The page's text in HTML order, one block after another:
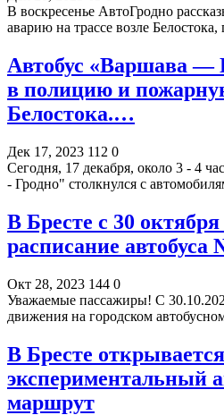
В воскресенье АвтоГродно
аварию на трассе возле
Автобус «Варшава —
в полицию и
Белостока.…
Дек 17, 2023 112 0
Сегодня, 17 декабря, около 3 - 4
- Гродно" столкнулся с
В Бресте с 30
расписание автобуса
Окт 28, 2023 144 0
Уважаемые пассажиры! С
движения на городском
В Бресте
экспериментальный
маршрут